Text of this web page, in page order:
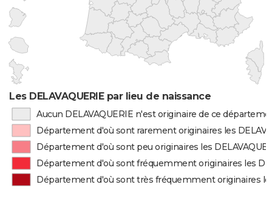
Les DELAVAQUERIE par lieu de naissance
Aucun DELAVAQUERIE n'est originaire de ce
Département d'où sont rarement originaires les
Département d'où sont peu originaires les
Département d'où sont fréquemment originaires les
Département d'où sont très fréquemment originaires